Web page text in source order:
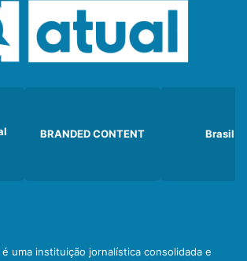
BRANDED CONTENT Brasil
uma instituição jornalística consolidada e